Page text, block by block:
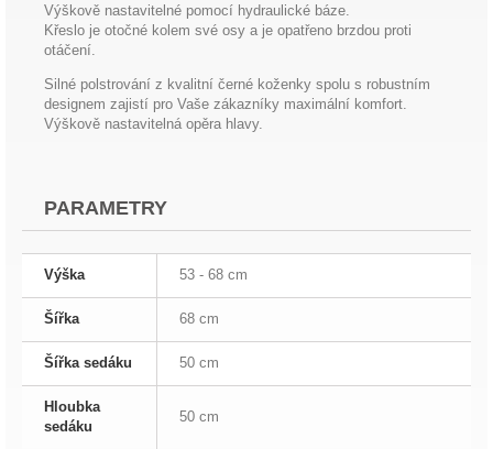
Výškově nastavitelné pomocí hydraulické báze.
Křeslo je otočné kolem své osy a je opatřeno brzdou proti
otáčení.
Silné polstrování z kvalitní černé koženky spolu s robustním
designem zajistí pro Vaše zákazníky maximální komfort.
Výškově nastavitelná opěra hlavy.
PARAMETRY
Výška 53 - 68 cm
Šířka 68 cm
Šířka sedáku 50 cm
Hloubka
sedáku
50 cm